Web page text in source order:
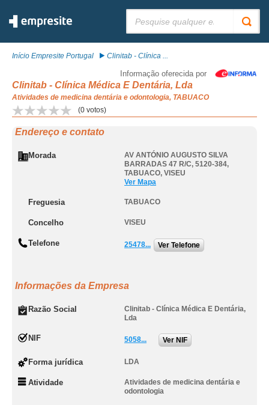
Início Empresite Portugal Clinitab - Clínica ...
Informação oferecida por
Clinitab - Clínica Médica E Dentária, Lda
Atividades de medicina dentária e odontologia, TABUACO
(0 votos)
Endereço e contato
Morada
AV ANTÓNIO AUGUSTO SILVA
BARRADAS 47 R/C, 5120-384,
TABUACO, VISEU
Ver Mapa
Freguesia TABUACO
Concelho VISEU
Telefone 25478... Ver Telefone
Informações da Empresa
Razão Social
Clinitab - Clínica Médica E Dentária,
Lda
NIF 5058... Ver NIF
Forma jurídica LDA
Atividade
Atividades de medicina dentária e
odontologia